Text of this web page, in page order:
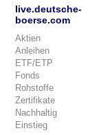
live.deutsche-
boerse.com
Aktien
Anleihen
ETF/ETP
Fonds
Rohstoffe
Zertifikate
Nachhaltig
Einstieg